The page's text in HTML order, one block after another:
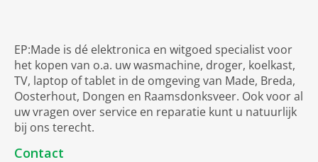
EP:Made is dé elektronica en witgoed specialist voor
het kopen van o.a. uw wasmachine, droger, koelkast,
TV, laptop of tablet in de omgeving van Made, Breda,
Oosterhout, Dongen en Raamsdonksveer. Ook voor al
uw vragen over service en reparatie kunt u natuurlijk
bij ons terecht.
Contact